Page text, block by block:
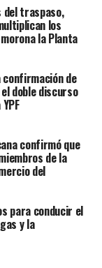
del traspaso,
los
la Planta
confirmación de
doble discurso
confirmó que
de la
del
para conducir el
y la